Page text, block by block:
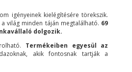
igényeinek kielégítésére törekszik.
világ minden táján megtalálható. 69
dolgozik.
Termékeiben egyesül az
akik fontosnak tartják a